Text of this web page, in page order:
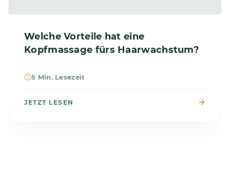
Welche Vorteile hat eine
Kopfmassage fürs Haarwachstum?
5 Min. Lesezeit
JETZT LESEN